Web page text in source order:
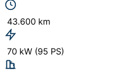
43.600 km
70 kW (95 PS)